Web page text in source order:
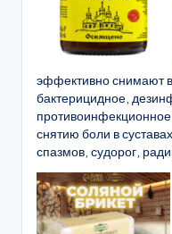
эффективно снимают
бактерицидное,
снятию боли в
спазмов, судорог,